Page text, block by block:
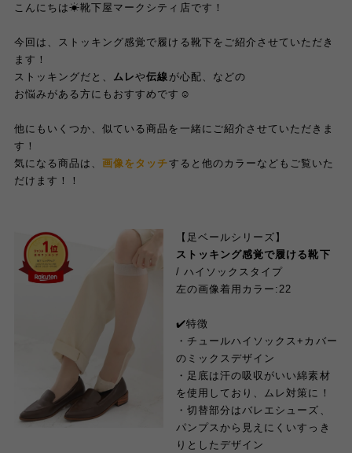
こんにちは☀︎靴下屋マークシティ店です！
今回は、ストッキング感覚で履ける靴下をご紹介させていただき
ます！
ストッキングだと、
ムレや伝線 が心配、などの
お悩みがある方にもおすすめです☺︎
他にもいくつか、似ている商品を一緒にご紹介させていただきま
す！
気になる商品は、画像をタッチすると他のカラーなどもご覧いた
だけます ！！
【足ベールシリーズ】
ストッキング感覚で履ける靴下
/ ハイソックスタイプ
左の画像着用カラー:22
✔️特徴
・チュールハイソックス+カバー
のミックスデザイン
・足底は汗の吸収がいい綿素材
を使用しており、ムレ対策に！
・切替部分はバレエシューズ、
パンプスから見えにくいすっき
りとしたデザイ ン